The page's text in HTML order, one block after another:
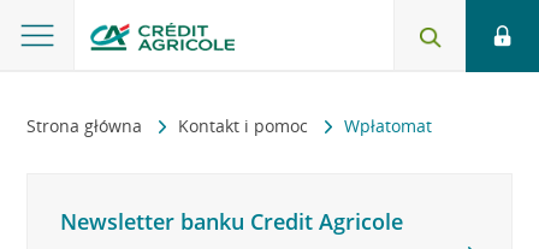
Strona główna Kontakt i pomoc Wpłatomat
Newsletter banku Credit Agricole